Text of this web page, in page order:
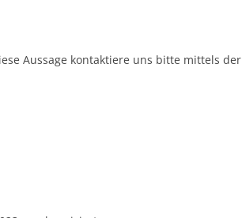
Aussage kontaktiere uns bitte mittels der